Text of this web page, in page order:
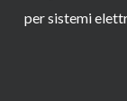
per sistemi